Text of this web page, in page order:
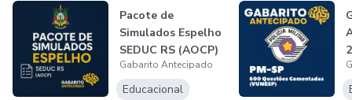
(HT) com base no estilo da banca;
E uma biblioteca de questões comentadas focadas
somente no que realmente cai.
Pacote de
Simulados Espelho
SEDUC RS (AOCP)
Gabarito Antecipado
Educacional